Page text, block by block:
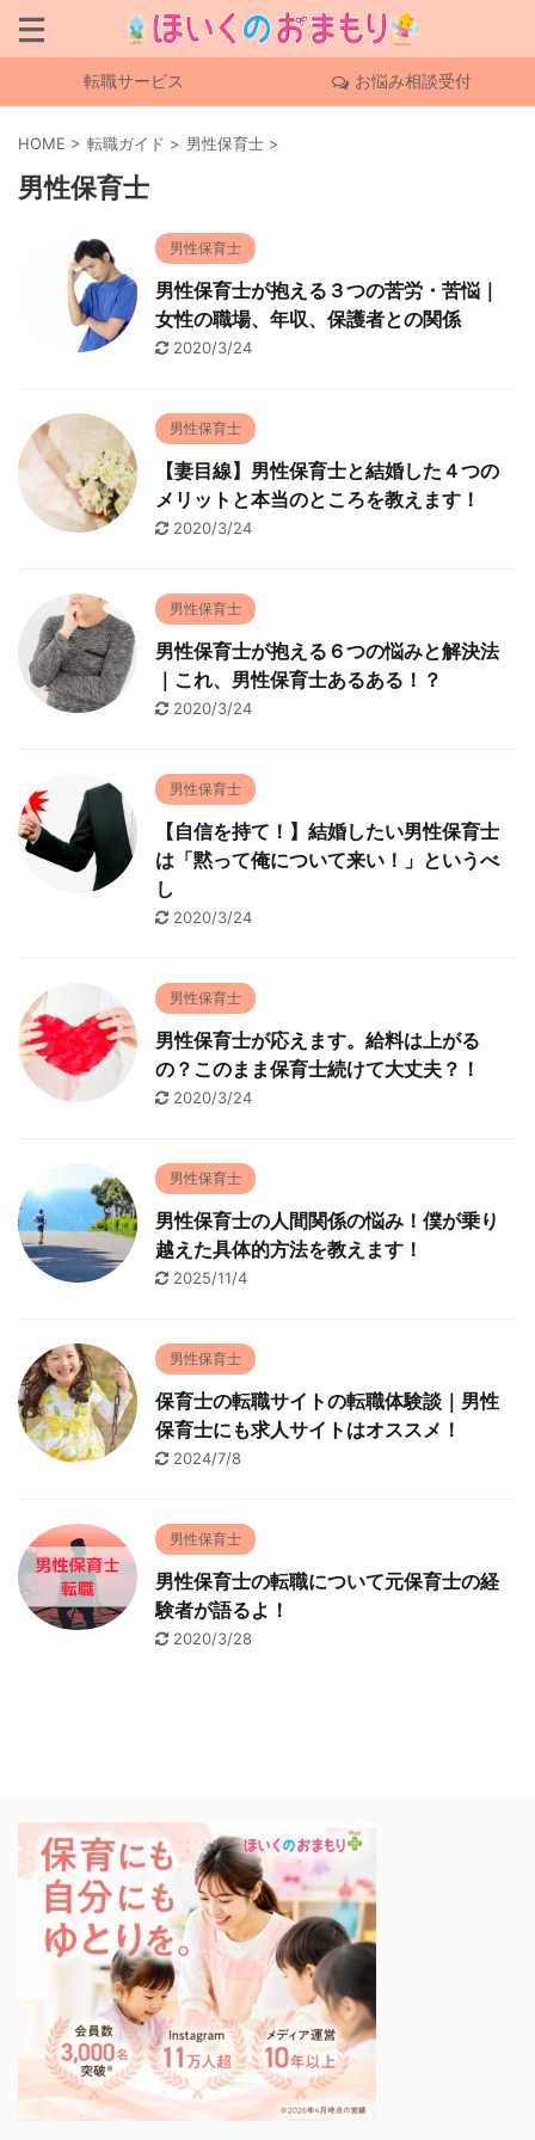
転職サービス お悩み相談受付
HOME > 転職ガイド > 男性保育士 >
男性保育士
男性保育士
男性保育士が抱える３つの苦労・苦悩｜
女性の職場、年収、保護者との関係
2020/3/24
男性保育士
【妻目線】男性保育士と結婚した４つの
メリットと本当のところを教えます！
2020/3/24
男性保育士
男性保育士が抱える６つの悩みと解決法
｜これ、男性保育士あるある！？
2020/3/24
男性保育士
【自信を持て！】結婚したい男性保育士
は「黙って俺について来い！」というべ
し
2020/3/24
男性保育士
男性保育士が応えます。給料は上がる
の？このまま保育士続けて大丈夫？！
2020/3/24
男性保育士
男性保育士の人間関係の悩み！僕が乗り
越えた具体的方法を教えます！
2025/11/4
男性保育士
保育士の転職サイトの転職体験談｜男性
保育士にも求人サイトはオススメ！
2024/7/8
男性保育士
男性保育士の転職について元保育士の経
験者が語るよ！
2020/3/28